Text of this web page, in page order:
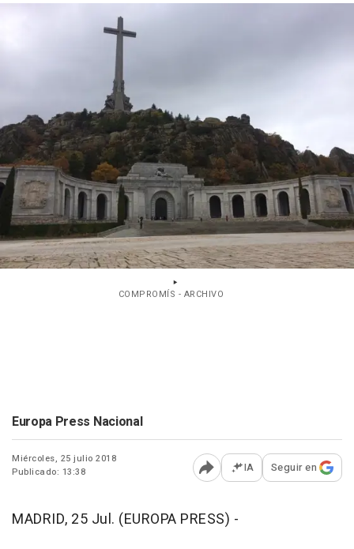
COMPROMÍS - ARCHIVO
Europa Press Nacional
Miércoles, 25 julio 2018
Publicado: 13:38
Abrir opciones para
IA Seguir en
MADRID, 25 Jul. (EUROPA PRESS) -